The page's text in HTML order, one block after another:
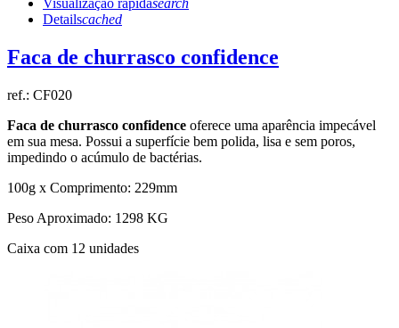
Visualização rápidasearch
Detailscached
Faca de churrasco confidence
ref.: CF020
Faca de churrasco confidence oferece uma aparência impecável
em sua mesa. Possui a superfície bem polida, lisa e sem poros,
impedindo o acúmulo de bactérias.
100g x Comprimento: 229mm
Peso Aproximado: 1298 KG
Caixa com 12 unidades